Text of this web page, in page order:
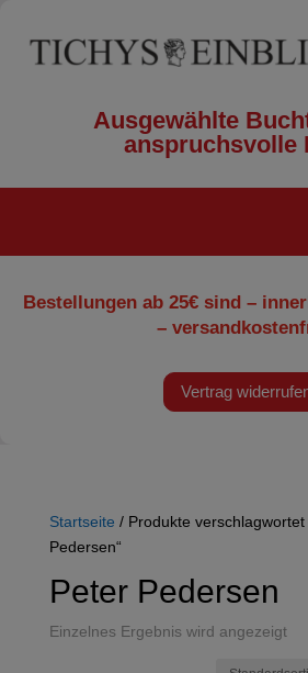
Ausgewählte
anspruchsvolle
Bestellungen ab 25€ sind –
–
Vertrag
Startseite / Produkte verschlagwortet
Pedersen“
Peter Pedersen
Einzelnes Ergebnis wird angezeigt